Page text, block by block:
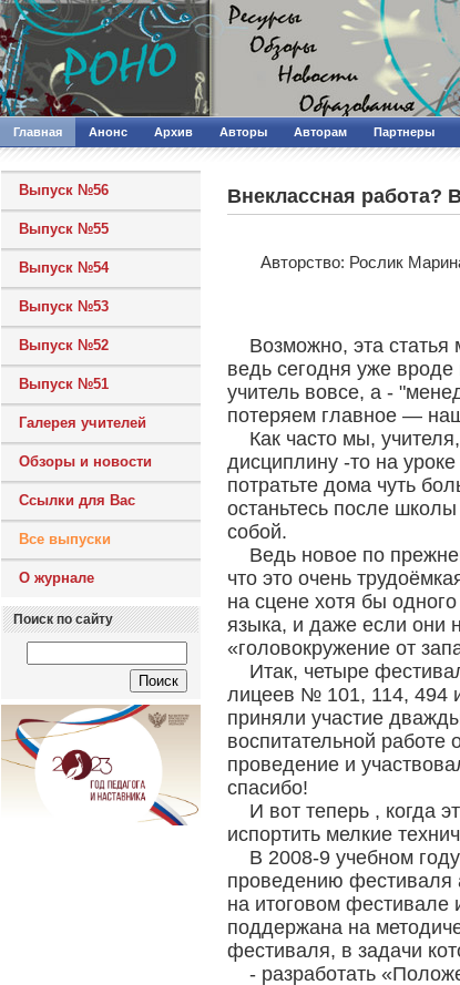
Главная Анонс Архив Авторы Авторам Партнеры
Выпуск №56
Выпуск №55
Выпуск №54
Выпуск №53
Выпуск №52
Выпуск №51
Галерея учителей
Обзоры и новости
Ссылки для Вас
Все выпуски
О журнале
Поиск по сайту
Внеклассная работа?
Авторcтво: Рослик
Возможно, эта
ведь сегодня уже
учитель вовсе, а -
потеряем главное —
Как часто мы,
дисциплину -то на
потратьте дома чуть
останьтесь после
собой.
Ведь новое по
что это очень
на сцене хотя бы
языка, и даже если они
«головокружение от
Итак, четыре
лицеев № 101, 114, 494
приняли участие
воспитательной
проведение и
спасибо!
И вот теперь , когда
испортить мелкие
В 2008-9 учебном
проведению фестиваля
на итоговом фестивале
поддержана на
фестиваля, в задачи
- разработать